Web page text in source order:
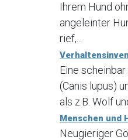
Ihrem Hund
angeleinter
rief,...
Eine
(Canis lupus)
als z.B. Wolf
Menschen und
Neugieriger